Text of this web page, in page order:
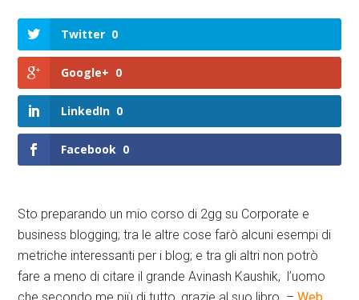
Twitter 0
Google+ 0
LinkedIn 0
Facebook 0
Sto preparando un mio corso di 2gg su Corporate e
business blogging; tra le altre cose farò alcuni esempi di
metriche interessanti per i blog; e tra gli altri non potrò
fare a meno di citare il grande Avinash Kaushik, l’uomo